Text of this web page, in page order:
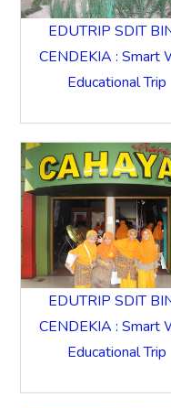
CLASS...
EDUTRIP SDIT
CENDEKIA : Smart
Educational Trip
EDUTRIP SDIT
CENDEKIA : Smart
Educational Trip